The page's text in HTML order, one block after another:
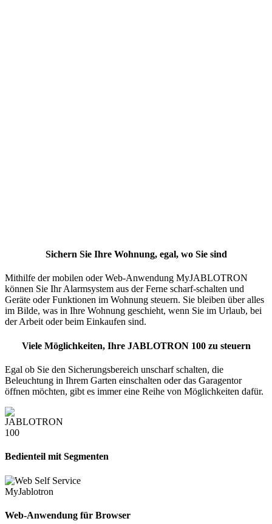
Sichern Sie Ihre Wohnung, egal, wo Sie sind
Mithilfe der mobilen oder Web-Anwendung MyJABLOTRON
können Sie Ihr Alarmsystem aus der Ferne scharf-schalten und
Geräte oder Funktionen im Wohnung steuern. Sie bleiben über alles
im Bilde, was in Ihre Wohnung geschieht, wenn Sie im Urlaub, bei
der Arbeit oder beim Einkaufen sind.
Viele Möglichkeiten, Ihre JABLOTRON 100 zu steuern
Egal ob Sie den Sicherungsbereich unscharf schalten, die
Beleuchtung in Ihrem Garten einschalten oder das Garagentor
öffnen möchten, gibt es immer eine Reihe von Möglichkeiten dafür.
Bedienteil mit Segmenten
Web-Anwendung für Browser